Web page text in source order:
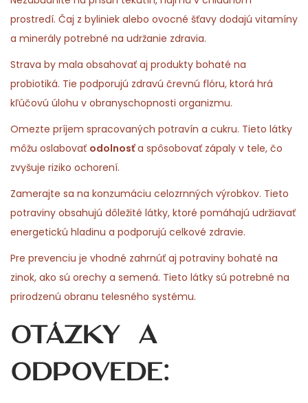
prostredí. Čaj z byliniek alebo ovocné šťavy dodajú vitamíny
a minerály potrebné na udržanie zdravia.
Strava by mala obsahovať aj produkty bohaté na
probiotiká. Tie podporujú zdravú črevnú flóru, ktorá hrá
kľúčovú úlohu v obranyschopnosti organizmu.
Omezte príjem spracovaných potravín a cukru. Tieto látky
môžu oslabovať odolnosťa spôsobovať zápaly v tele, čo
zvyšuje riziko ochorení.
Zamerajte sa na konzumáciu celozrnných výrobkov. Tieto
potraviny obsahujú dôležité látky, ktoré pomáhajú udržiavať
energetickú hladinu a podporujú celkové zdravie.
Pre prevenciu je vhodné zahrnúť aj potraviny bohaté na
zinok, ako sú orechy a semená. Tieto látky sú potrebné na
prirodzenú obranu telesného systému.
Otázky a
odpovede: